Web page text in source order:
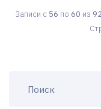
Записи с 56 по 60 из